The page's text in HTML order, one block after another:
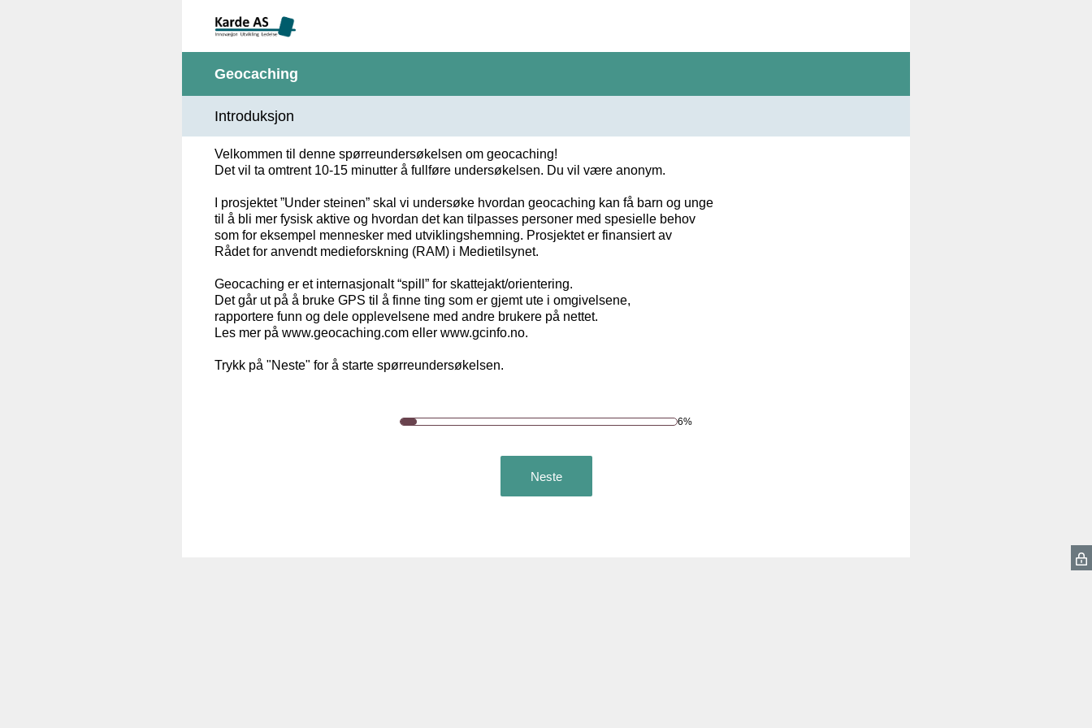
Geocaching
Introduksjon
Velkommen til denne spørreundersøkelsen om geocaching!
Det vil ta omtrent 10-15 minutter å fullføre undersøkelsen. Du vil være anonym.
I prosjektet ”Under steinen” skal vi undersøke hvordan geocaching kan få barn og unge
til å bli mer fysisk aktive og hvordan det kan tilpasses personer med spesielle behov
som for eksempel mennesker med utviklingshemning. Prosjektet er finansiert av
Rådet for anvendt medieforskning (RAM) i Medietilsynet.
Geocaching er et internasjonalt “spill” for skattejakt/orientering.
Det går ut på å bruke GPS til å finne ting som er gjemt ute i omgivelsene,
rapportere funn og dele opplevelsene med andre brukere på nettet.
Les mer på www.geocaching.com eller www.gcinfo.no.
Trykk på "Neste" for å starte spørreundersøkelsen.
6%
Neste